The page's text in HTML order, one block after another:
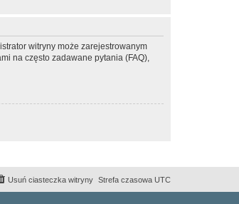
witryny może zarejestrowanym
na często zadawane pytania (FAQ),
Strefa czasowa UTC
Usuń ciasteczka witryny